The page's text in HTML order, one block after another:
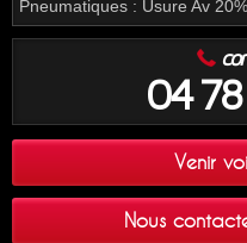
Pneumatiques : Usure Av
Venir
Nous
04